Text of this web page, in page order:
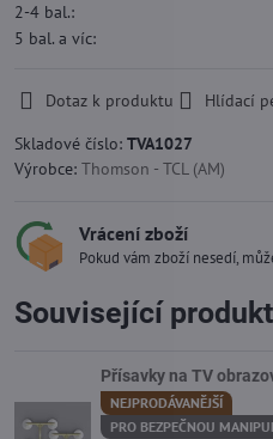
2-4 bal.:
5 bal. a víc:
Dotaz k produktu Hlídací
Skladové číslo: TVA1027
Výrobce: Thomson - TCL (AM)
Vrácení zboží
Pokud vám zboží nesedí,
Související
Přísavky na TV
NEJPRODÁVANĚJŠÍ
PRO BEZPEČNOU